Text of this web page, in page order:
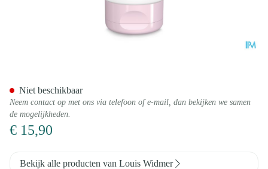
€ 15,90
Niet beschikbaar
Neem contact op met ons via telefoon of e-mail, dan bekijken we samen
de mogelijkheden.
Bekijk alle producten van Louis Widmer